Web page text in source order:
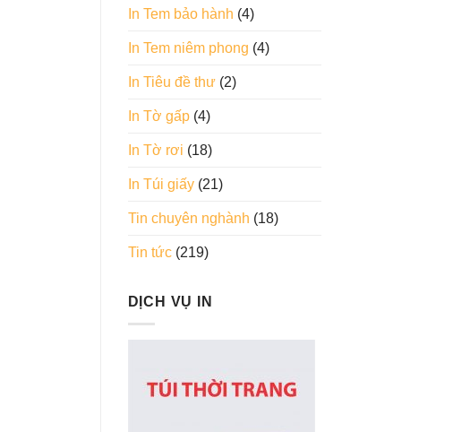
In Tem bảo hành (4)
In Tem niêm phong (4)
In Tiêu đề thư(2)
In Tờ gấp(4)
In Tờ rơi (18)
In Túi giấy(21)
Tin chuyên nghành (18)
Tin tức(219)
DỊCH VỤ IN